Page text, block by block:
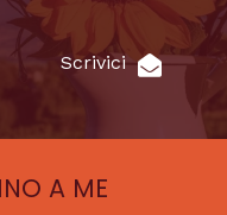
Scrivici
A ME